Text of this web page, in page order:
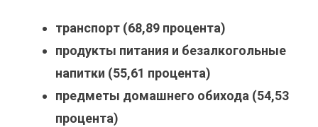
транспорт (68,89 процента)
продукты питания и безалкогольные
напитки (55,61 процента)
предметы домашнего обихода (54,53
процента)